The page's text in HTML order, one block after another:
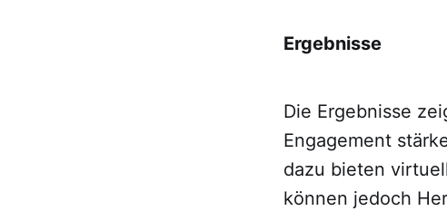
Ergebnisse
Die Ergebnisse
Engagement
dazu bieten
können jedoch